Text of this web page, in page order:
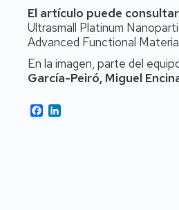
El artículo puede
Ultrasmall Platinum
Advanced Functional
En la imagen, parte del
García-Peiró, Miguel
Facebook